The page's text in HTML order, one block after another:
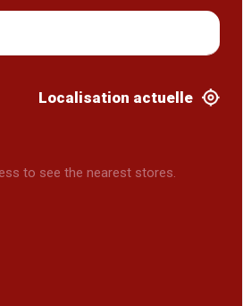
Localisation actuelle
to see the nearest stores.